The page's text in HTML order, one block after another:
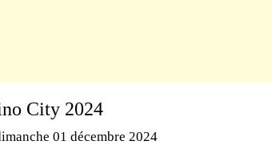
City 2024
01 décembre 2024